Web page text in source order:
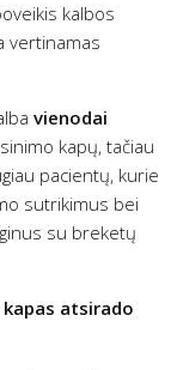
kalbos
vertinamas
vienodai
kapų, tačiau
pacientų, kurie
sutrikimus bei
su breketų
atsirado